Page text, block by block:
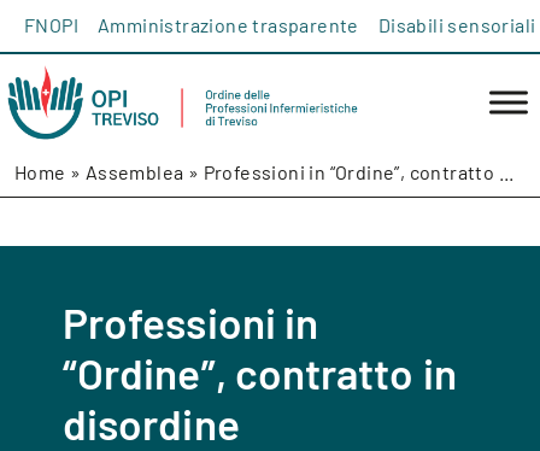
FNOPI Amministrazione trasparente Disabili sensoriali
Home » Assemblea » Professioni in “Ordine”, contratto ...
Professioni in
“Ordine”, contratto in
disordine